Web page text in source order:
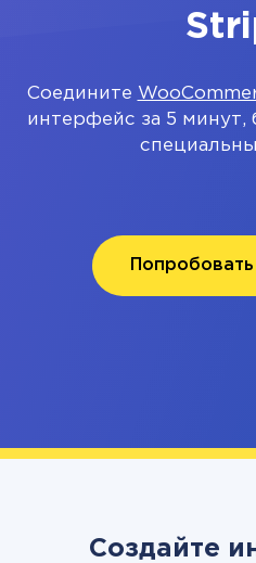
Соедините
интерфейс за 5 минут,
Создайте